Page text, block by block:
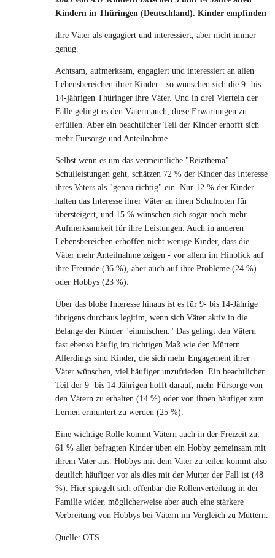
Kindern in Thüringen (Deutschland). Kinder empfinden
ihre Väter als engagiert und interessiert, aber nicht immer
genug.
Achtsam, aufmerksam, engagiert und interessiert an allen
Lebensbereichen ihrer Kinder - so wünschen sich die 9- bis
14-jährigen Thüringer ihre Väter. Und in drei Vierteln der
Fälle gelingt es den Vätern auch, diese Erwartungen zu
erfüllen. Aber ein beachtlicher Teil der Kinder erhofft sich
mehr Fürsorge und Anteilnahme.
Selbst wenn es um das vermeintliche "Reizthema"
Schulleistungen geht, schätzen 72 % der Kinder das Interesse
ihres Vaters als "genau richtig" ein. Nur 12 % der Kinder
halten das Interesse ihrer Väter an ihren Schulnoten für
übersteigert, und 15 % wünschen sich sogar noch mehr
Aufmerksamkeit für ihre Leistungen. Auch in anderen
Lebensbereichen erhoffen nicht wenige Kinder, dass die
Väter mehr Anteilnahme zeigen - vor allem im Hinblick auf
ihre Freunde (36 %), aber auch auf ihre Probleme (24 %)
oder Hobbys (23 %).
Über das bloße Interesse hinaus ist es für 9- bis 14-Jährige
übrigens durchaus legitim, wenn sich Väter aktiv in die
Belange der Kinder "einmischen." Das gelingt den Vätern
fast ebenso häufig im richtigen Maß wie den Müttern.
Allerdings sind Kinder, die sich mehr Engagement ihrer
Väter wünschen, viel häufiger unzufrieden. Ein beachtlicher
Teil der 9- bis 14-Jährigen hofft darauf, mehr Fürsorge von
den Vätern zu erhalten (14 %) oder von ihnen häufiger zum
Lernen ermuntert zu werden (25 %).
Eine wichtige Rolle kommt Vätern auch in der Freizeit zu:
61 % aller befragten Kinder üben ein Hobby gemeinsam mit
ihrem Vater aus. Hobbys mit dem Vater zu teilen kommt also
deutlich häufiger vor als dies mit der Mutter der Fall ist (48
%). Hier spiegelt sich offenbar die Rollenverteilung in der
Familie wider, möglicherweise aber auch eine stärkere
Verbreitung von Hobbys bei Vätern im Vergleich zu Müttern.
Quelle: OTS